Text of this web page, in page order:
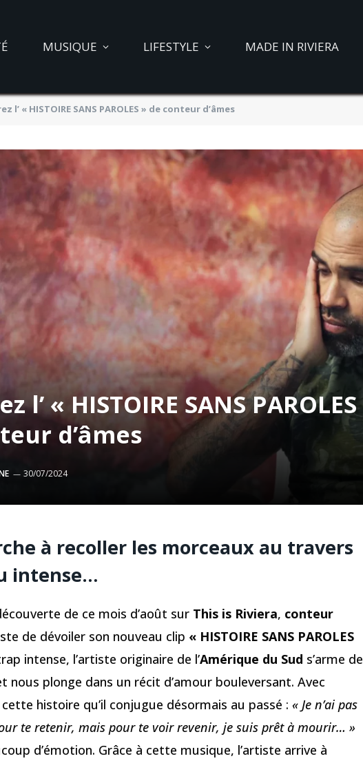
MUSIQUE LIFESTYLE MADE IN RIVIERA
l’ « HISTOIRE SANS PAROLES » de conteur d’âmes
l’ « HISTOIRE SANS PAROLES
d’âmes
30/07/2024
à recoller les morceaux au travers
intense…
de ce mois d’août sur This is Riviera, conteur
de dévoiler son nouveau clip « HISTOIRE SANS PAROLES
intense, l’artiste originaire de l’Amérique du Sud s’arme de
nous plonge dans un récit d’amour bouleversant. Avec
histoire qu’il conjugue désormais au passé : « Je n’ai pas
te retenir, mais pour te voir revenir, je suis prêt à mourir… »
d’émotion. Grâce à cette musique, l’artiste arrive à